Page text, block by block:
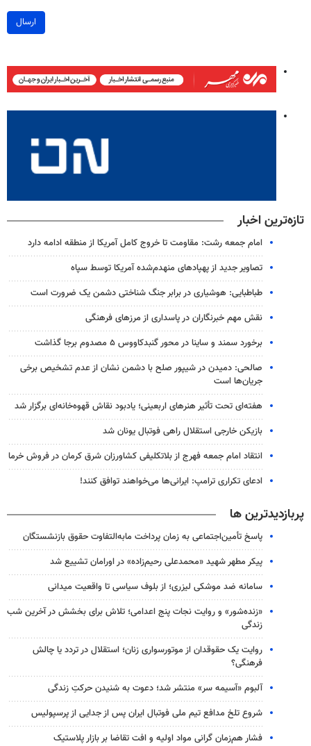
ارسال
تازه‌ترین اخبار
امام جمعه رشت: مقاومت تا خروج کامل آمریکا از منطقه ادامه دارد
تصاویر جدید از پهپادهای منهدم‌شده آمریکا توسط سپاه
طباطبایی: هوشیاری در برابر جنگ شناختی دشمن یک ضرورت است
نقش مهم خبرنگاران در پاسداری از مرزهای فرهنگی
برخورد سمند و ساینا در محور گنبدکاووس ۵ مصدوم برجا گذاشت
صالحی: دمیدن در شیپور صلح با دشمن نشان از عدم تشخیص برخی
جریان‌ها است
هفته‌ای تحت تأثیر هنرهای اربعینی؛ یادبود نقاش قهوه‌خانه‌ای برگزار شد
بازیکن خارجی استقلال راهی فوتبال یونان شد
انتقاد امام جمعه فهرج از بلاتکلیفی کشاورزان شرق کرمان در فروش خرما
ادعای تکراری ترامپ: ایرانی‌ها می‌خواهند توافق کنند!
پربازدیدترین ها
پاسخ تأمین‌اجتماعی به زمان پرداخت مابه‌التفاوت حقوق بازنشستگان
پیکر مطهر شهید «محمدعلی رحیم‌زاده» در اورامان تشییع شد
سامانه ضد موشکی لیزری؛ از بلوف سیاسی تا واقعیت میدانی
«زنده‌شور» و روایت نجات پنج اعدامی؛ تلاش برای بخشش در آخرین شب
زندگی
روایت یک حقوقدان از موتورسواری زنان؛ استقلال در تردد یا چالش
فرهنگی؟
آلبوم «آسیمه سر» منتشر شد؛ دعوت به شنیدن حرکتِ زندگی
شروع تلخ مدافع تیم ملی فوتبال ایران پس از جدایی از پرسپولیس
فشار هم‌زمان گرانی مواد اولیه و افت تقاضا بر بازار پلاستیک